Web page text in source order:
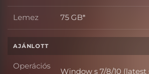
Lemez Lemez
75 GB*
AJÁNLOTT
Operációs
Window s 7/8/10 (latest